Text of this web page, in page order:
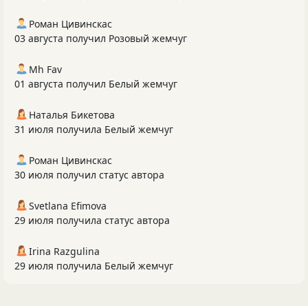
Роман Цивинскас
03 августа получил Розовый жемчуг
Mh Fav
01 августа получил Белый жемчуг
Наталья Бикетова
31 июля получила Белый жемчуг
Роман Цивинскас
30 июля получил статус автора
Svetlana Efimova
29 июля получила статус автора
Irina Razgulina
29 июля получила Белый жемчуг